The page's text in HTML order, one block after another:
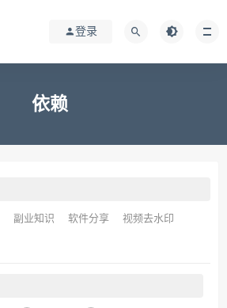
登录
依赖
副业知识 软件分享 视频去水印